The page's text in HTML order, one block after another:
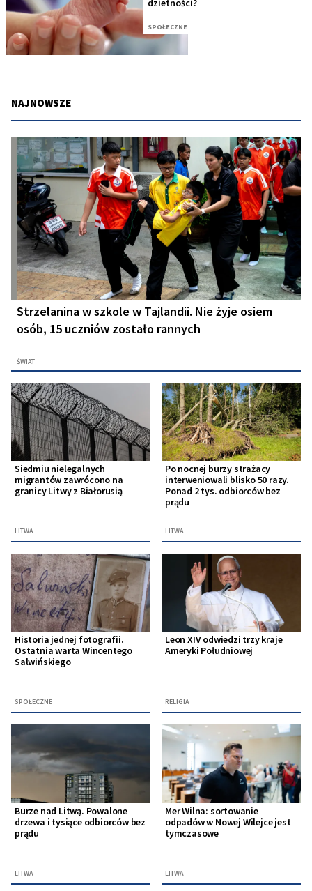
dzietności?
SPOŁECZNE
NAJNOWSZE
Strzelanina w szkole w Tajlandii. Nie żyje osiem
osób, 15 uczniów zostało rannych
ŚWIAT
Siedmiu nielegalnych
migrantów zawrócono na
granicy Litwy z Białorusią
LITWA
Po nocnej burzy strażacy
interweniowali blisko 50 razy.
Ponad 2 tys. odbiorców bez
prądu
LITWA
Historia jednej fotografii.
Ostatnia warta Wincentego
Salwińskiego
SPOŁECZNE
Leon XIV odwiedzi trzy kraje
Ameryki Południowej
RELIGIA
Burze nad Litwą. Powalone
drzewa i tysiące odbiorców bez
prądu
LITWA
Mer Wilna: sortowanie
odpadów w Nowej Wilejce jest
tymczasowe
LITWA